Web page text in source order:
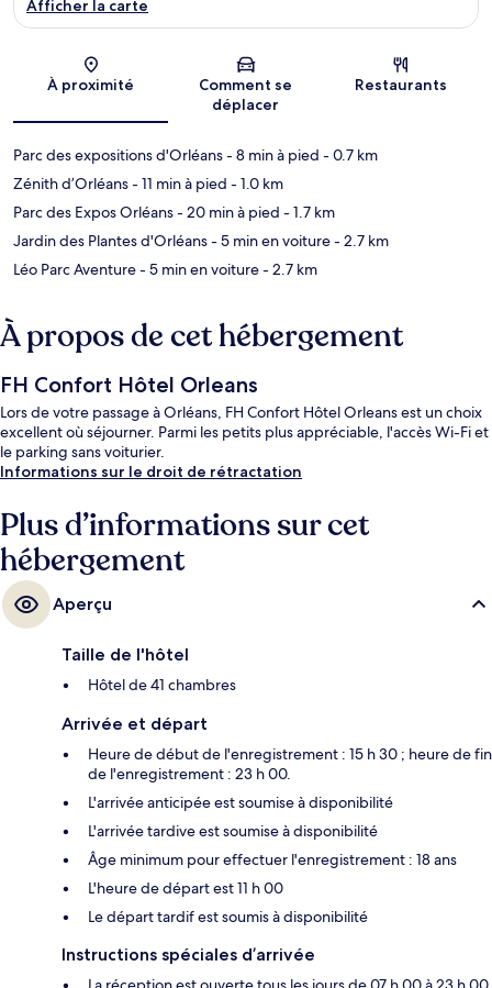
Carte
Afficher la carte
À proximité
Comment se
déplacer
Restaurants
Parc des expositions d'Orléans- 8 min à pied - 0.7 km
Zénith d’Orléans- 11 min à pied - 1.0 km
Parc des Expos Orléans- 20 min à pied - 1.7 km
Jardin des Plantes d'Orléans- 5 min en voiture- 2.7 km
Léo Parc Aventure- 5 min en voiture- 2.7 km
À propos de cet hébergement
FH Confort Hôtel Orleans
Lors de votre passage à Orléans, FH Confort Hôtel Orleans est un choix
excellent où séjourner. Parmi les petits plus appréciable, l'accès Wi-Fi et
le parking sans voiturier.
Informations sur le droit de rétractation
Plus d’informations sur cet
hébergement
Aperçu
Taille de l'hôtel
Hôtel de 41 chambres
Arrivée et départ
Heure de début de l'enregistrement : 15 h 30 ; heure de fin
de l'enregistrement : 23 h 00.
L'arrivée anticipée est soumise à disponibilité
L'arrivée tardive est soumise à disponibilité
Âge minimum pour effectuer l'enregistrement : 18 ans
L'heure de départ est 11 h 00
Le départ tardif est soumis à disponibilité
Instructions spéciales d’arrivée